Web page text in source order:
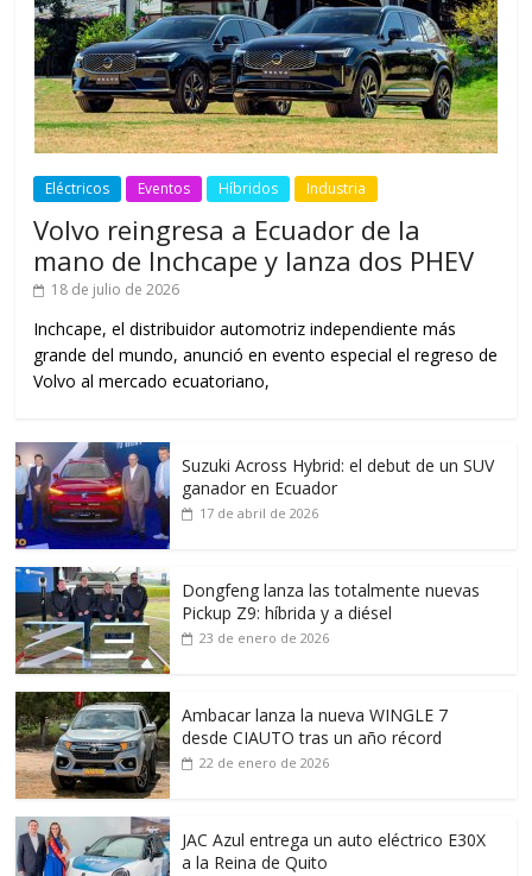
Eléctricos Eventos Híbridos Industria
Volvo reingresa a Ecuador de la
mano de Inchcape y lanza dos PHEV
18 de julio de 2026
Inchcape, el distribuidor automotriz independiente más
grande del mundo, anunció en evento especial el regreso de
Volvo al mercado ecuatoriano,
Suzuki Across Hybrid: el debut de un SUV
ganador en Ecuador
17 de abril de 2026
Dongfeng lanza las totalmente nuevas
Pickup Z9: híbrida y a diésel
23 de enero de 2026
Ambacar lanza la nueva WINGLE 7
desde CIAUTO tras un año récord
22 de enero de 2026
JAC Azul entrega un auto eléctrico E30X
a la Reina de Quito